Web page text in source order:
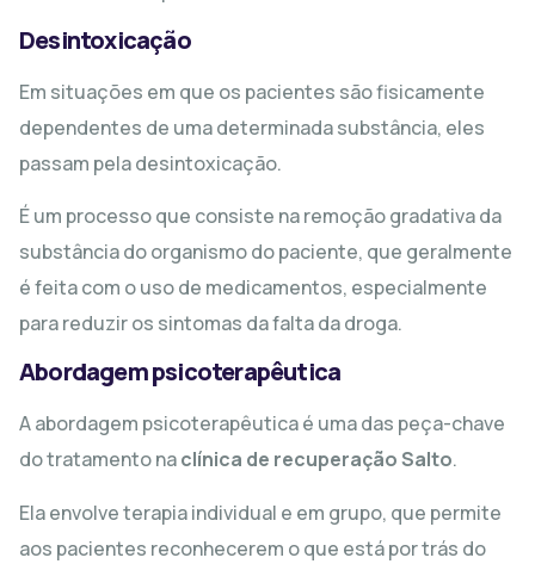
Desintoxicação
Em situações em que os pacientes são fisicamente
dependentes de uma determinada substância, eles
passam pela desintoxicação.
É um processo que consiste na remoção gradativa da
substância do organismo do paciente, que geralmente
é feita com o uso de medicamentos, especialmente
para reduzir os sintomas da falta da droga.
Abordagem psicoterapêutica
A abordagem psicoterapêutica é uma das peça-chave
do tratamento naclínica de recuperação Salto.
Ela envolve terapia individual e em grupo, que permite
aos pacientes reconhecerem o que está por trás do